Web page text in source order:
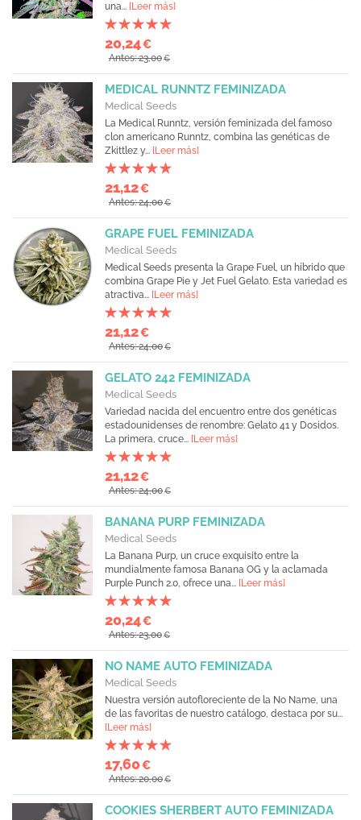
una... [Leer más]
20,24€
Antes: 23,00€
MEDICAL RUNNTZ FEMINIZADA
Medical Seeds
La Medical Runntz, versión feminizada del famoso
clon americano Runntz, combina las genéticas de
Zkittlez y... [Leer más]
21,12€
Antes: 24,00€
GRAPE FUEL FEMINIZADA
Medical Seeds
Medical Seeds presenta la Grape Fuel, un híbrido que
combina Grape Pie y Jet Fuel Gelato. Esta variedad es
atractiva... [Leer más]
21,12€
Antes: 24,00€
GELATO 242 FEMINIZADA
Medical Seeds
Variedad nacida del encuentro entre dos genéticas
estadounidenses de renombre: Gelato 41 y Dosidos.
La primera, cruce... [Leer más]
21,12€
Antes: 24,00€
BANANA PURP FEMINIZADA
Medical Seeds
La Banana Purp, un cruce exquisito entre la
mundialmente famosa Banana OG y la aclamada
Purple Punch 2.0, ofrece una... [Leer más]
20,24€
Antes: 23,00€
NO NAME AUTO FEMINIZADA
Medical Seeds
Nuestra versión autofloreciente de la No Name, una
de las favoritas de nuestro catálogo, destaca por su...
[Leer más]
17,60€
Antes: 20,00€
COOKIES SHERBERT AUTO FEMINIZADA